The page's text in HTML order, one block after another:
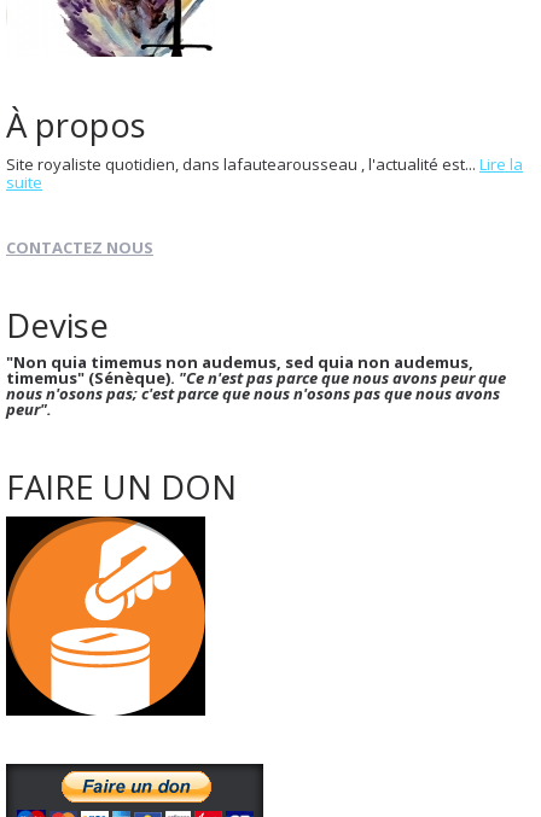
À propos
Site royaliste quotidien, dans lafautearousseau , l'actualité est... Lire la
suite
CONTACTEZ NOUS
Devise
"Non quia timemus non audemus, sed quia non audemus,
timemus" (Sénèque). "Ce n'est pas parce que nous avons peur que
nous n'osons pas; c'est parce que nous n'osons pas que nous avons
peur".
FAIRE UN DON